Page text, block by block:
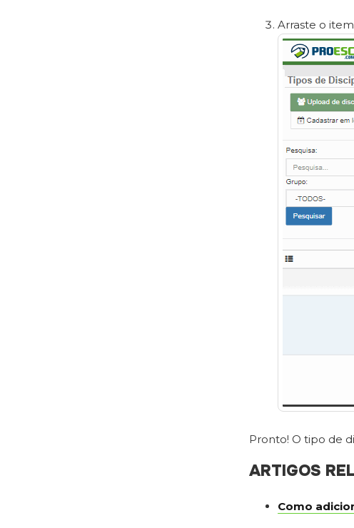
Arraste o
Pronto! O tipo de
ARTIGOS
Como